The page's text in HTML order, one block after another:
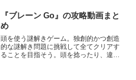
『ブレーン Go』の攻略動画まと
め
頭を使う謎解きゲーム。独創的かつ創造
的な謎解き問題に挑戦して全てクリアす
ることを目指そう。頭を捻ったり、違う